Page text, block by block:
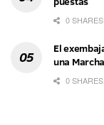
0 SHARES
El
una
0 SHARES